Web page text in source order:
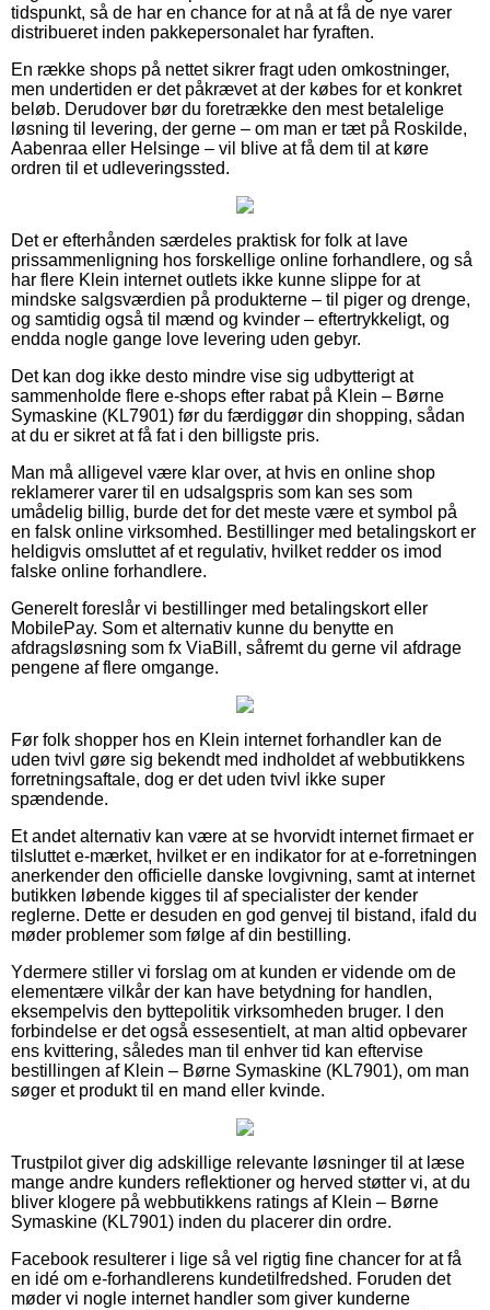
tidspunkt, så de har en chance for at nå at få de nye varer
distribueret inden pakkepersonalet har fyraften.
En række shops på nettet sikrer fragt uden omkostninger,
men undertiden er det påkrævet at der købes for et konkret
beløb. Derudover bør du foretrække den mest betalelige
løsning til levering, der gerne – om man er tæt på Roskilde,
Aabenraa eller Helsinge – vil blive at få dem til at køre
ordren til et udleveringssted.
Det er efterhånden særdeles praktisk for folk at lave
prissammenligning hos forskellige online forhandlere, og så
har flere Klein internet outlets ikke kunne slippe for at
mindske salgsværdien på produkterne – til piger og drenge,
og samtidig også til mænd og kvinder – eftertrykkeligt, og
endda nogle gange love levering uden gebyr.
Det kan dog ikke desto mindre vise sig udbytterigt at
sammenholde flere e-shops efter rabat på Klein – Børne
Symaskine (KL7901) før du færdiggør din shopping, sådan
at du er sikret at få fat i den billigste pris.
Man må alligevel være klar over, at hvis en online shop
reklamerer varer til en udsalgspris som kan ses som
umådelig billig, burde det for det meste være et symbol på
en falsk online virksomhed. Bestillinger med betalingskort er
heldigvis omsluttet af et regulativ, hvilket redder os imod
falske online forhandlere.
Generelt foreslår vi bestillinger med betalingskort eller
MobilePay. Som et alternativ kunne du benytte en
afdragsløsning som fx ViaBill, såfremt du gerne vil afdrage
pengene af flere omgange.
Før folk shopper hos en Klein internet forhandler kan de
uden tvivl gøre sig bekendt med indholdet af webbutikkens
forretningsaftale, dog er det uden tvivl ikke super
spændende.
Et andet alternativ kan være at se hvorvidt internet firmaet er
tilsluttet e-mærket, hvilket er en indikator for at e-forretningen
anerkender den officielle danske lovgivning, samt at internet
butikken løbende kigges til af specialister der kender
reglerne. Dette er desuden en god genvej til bistand, ifald du
møder problemer som følge af din bestilling.
Ydermere stiller vi forslag om at kunden er vidende om de
elementære vilkår der kan have betydning for handlen,
eksempelvis den byttepolitik virksomheden bruger. I den
forbindelse er det også essesentielt, at man altid opbevarer
ens kvittering, således man til enhver tid kan eftervise
bestillingen af Klein – Børne Symaskine (KL7901), om man
søger et produkt til en mand eller kvinde.
Trustpilot giver dig adskillige relevante løsninger til at læse
mange andre kunders reflektioner og herved støtter vi, at du
bliver klogere på webbutikkens ratings af Klein – Børne
Symaskine (KL7901) inden du placerer din ordre.
Facebook resulterer i lige så vel rigtig fine chancer for at få
en idé om e-forhandlerens kundetilfredshed. Foruden det
møder vi nogle internet handler som giver kunderne